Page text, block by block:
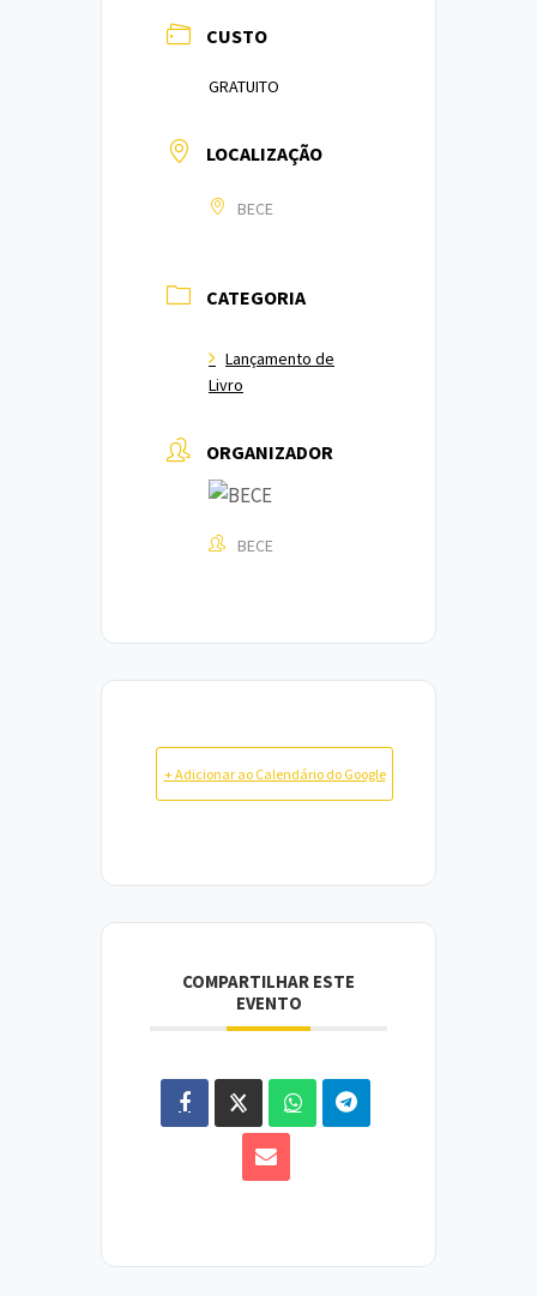
CUSTO
GRATUITO
LOCALIZAÇÃO
BECE
CATEGORIA
Lançamento de
Livro
ORGANIZADOR
BECE
+ Adicionar ao Calendário do Google
COMPARTILHAR ESTE
EVENTO